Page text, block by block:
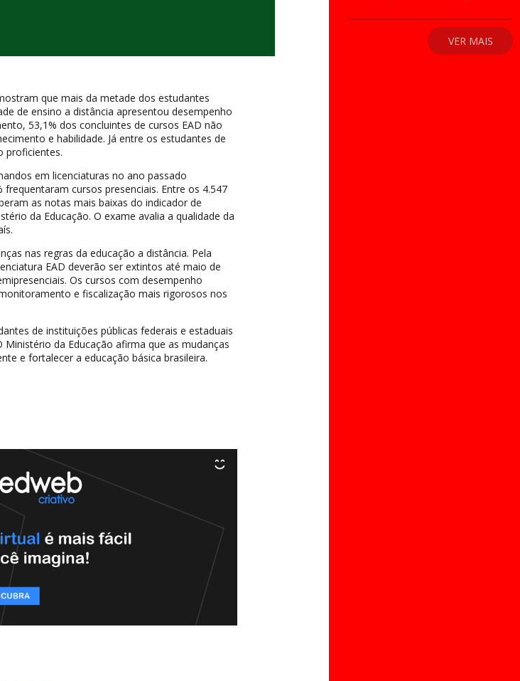
que mais da metade dos estudantes
de ensino a distância apresentou desempenho
53,1% dos concluintes de cursos EAD não
e habilidade. Já entre os estudantes de
proficientes.
em licenciaturas no ano passado
cursos presenciais. Entre os 4.547
as notas mais baixas do indicador de
da Educação. O exame avalia a qualidade da
nas regras da educação a distância. Pela
EAD deverão ser extintos até maio de
Os cursos com desempenho
e fiscalização mais rigorosos nos
de instituições públicas federais e estaduais
da Educação afirma que as mudanças
e fortalecer a educação básica brasileira.
VER MAIS